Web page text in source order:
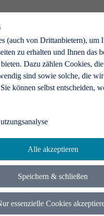
(auch von Drittanbietern), um
zu erhalten und Ihnen das
Dazu zählen Cookies,
sind sowie solche, die
können selbst entscheiden,
Alle akzeptieren
Speichern & schließen
essenzielle Cookies
Bühne